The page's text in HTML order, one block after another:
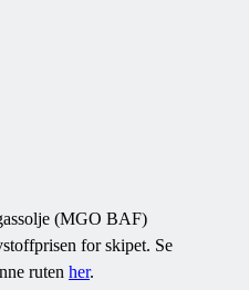
(MGO BAF)
for skipet. Se
ruten her.